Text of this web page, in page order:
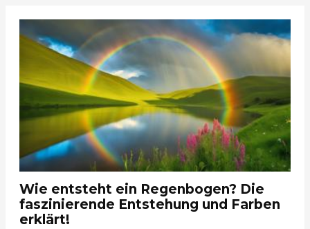
Wie entsteht ein Regenbogen? Die
faszinierende Entstehung und Farben
erklärt!